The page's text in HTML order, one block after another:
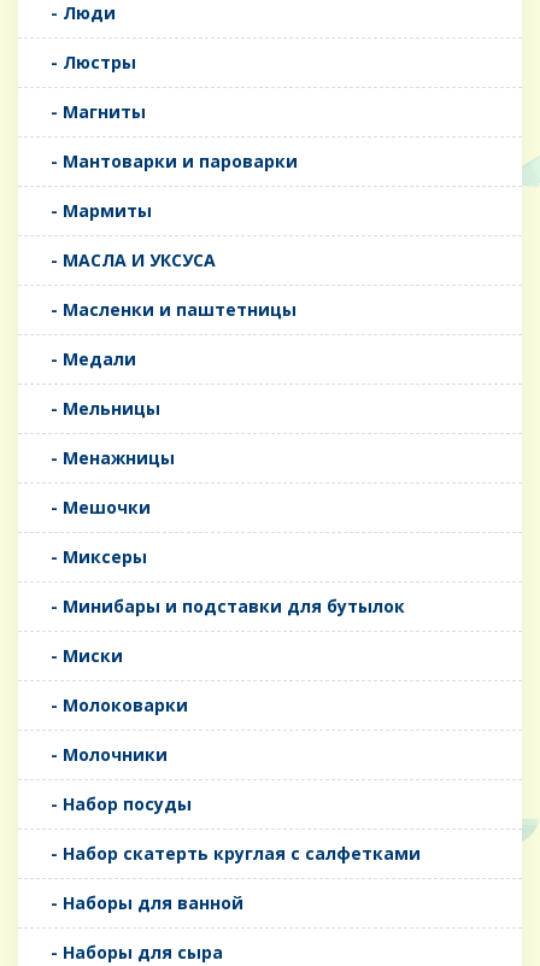
- Люди
- Люстры
- Магниты
- Мантоварки и пароварки
- Мармиты
- МАСЛА И УКСУСА
- Масленки и паштетницы
- Медали
- Мельницы
- Менажницы
- Мешочки
- Миксеры
- Минибары и подставки для бутылок
- Миски
- Молоковарки
- Молочники
- Набор посуды
- Набор скатерть круглая с салфетками
- Наборы для ванной
- Наборы для сыра